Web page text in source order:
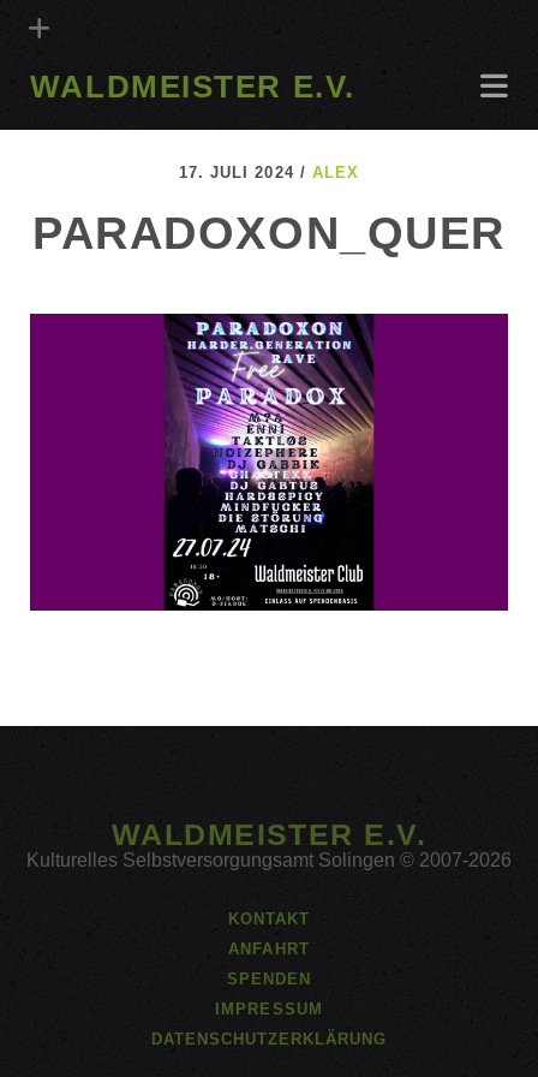
WALDMEISTER E.V.
17. JULI 2024 / ALEX
PARADOXON_QUER
WALDMEISTER E.V.
Kulturelles Selbstversorgungsamt Solingen © 2007-2026
KONTAKT
ANFAHRT
SPENDEN
IMPRESSUM
DATENSCHUTZERKLÄRUNG